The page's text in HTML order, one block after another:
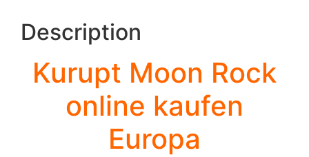
Description
Kurupt Moon Rock
online kaufen
Europa